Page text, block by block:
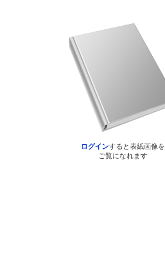
ログインすると表紙画像を
ご覧になれます